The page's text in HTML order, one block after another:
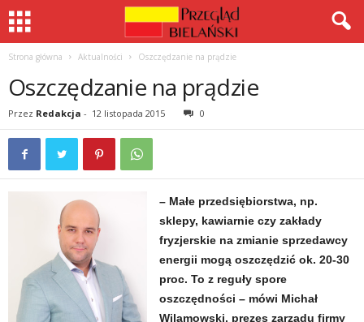
Strona główna Aktualności Oszczędzanie na prądzie
Oszczędzanie na prądzie
Przez Redakcja - 12 listopada 2015 0
– Małe przedsiębiorstwa, np.
sklepy, kawiarnie czy zakłady
fryzjerskie na zmianie sprzedawcy
energii mogą oszczędzić ok. 20-30
proc. To z reguły spore
oszczędności – mówi Michał
Wilamowski, prezes zarządu firmy